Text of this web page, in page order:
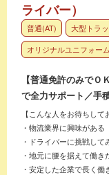
ライバー）
普通(AT) 大型トラ
オリジナルユニフォーム
【普通免許のみで
で全力サポート／手
【こんな人をお待ちして
・物流業界に興味がある
・ドライバーに挑戦して
・地元に腰を据えて働き
・安定した企業で長く働